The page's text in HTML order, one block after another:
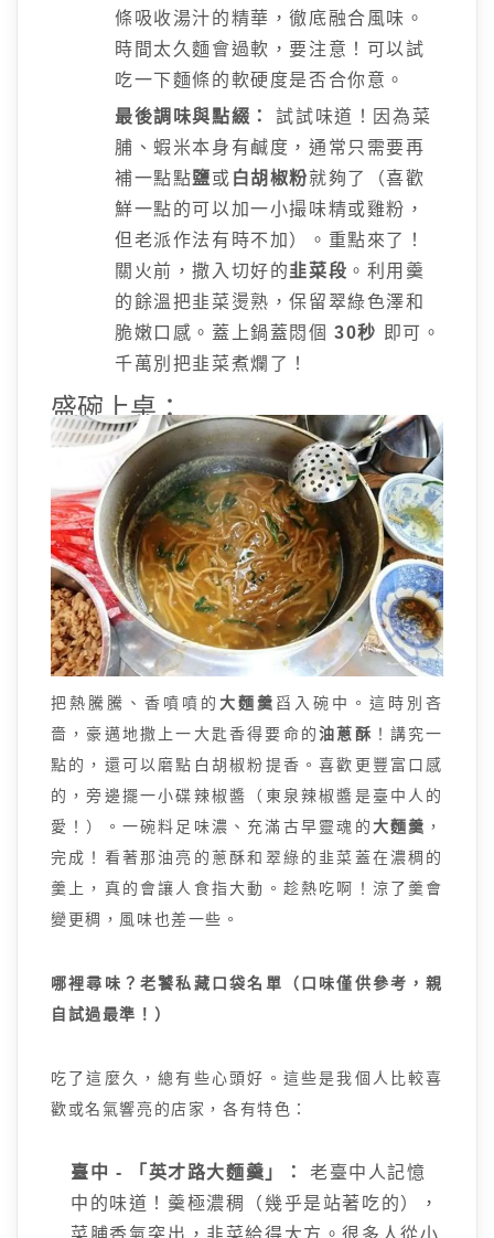
條吸收湯汁的精華，徹底融合風味。
時間太久麵會過軟，要注意！可以試
吃一下麵條的軟硬度是否合你意。
最後調味與點綴：
試試味道！因為菜
脯、蝦米本身有鹹度，通常只需要再
補一點點鹽或 白胡椒粉就夠了（喜歡
鮮一點的可以加一小撮味精或雞粉，
但老派作法有時不加）。重點來了！
關火前，撒入切好的韭菜段 。利用羹
的餘溫把韭菜燙熟，保留翠綠色澤和
脆嫩口感。蓋上鍋蓋悶個30秒
即可。
千萬別把韭菜煮爛了！
盛碗上桌：
把熱騰騰、香噴噴的大麵羹 舀入碗中。這時別吝
嗇，豪邁地撒上一大匙香得要命的油蔥酥 ！講究一
點的，還可以磨點白胡椒粉提香。喜歡更豐富口感
的，旁邊擺一小碟辣椒醬（東泉辣椒醬是臺中人的
愛！）。一碗料足味濃、充滿古早靈魂的大麵羹 ，
完成！看著那油亮的蔥酥和翠綠的韭菜蓋在濃稠的
羹上，真的會讓人食指大動。趁熱吃啊！涼了羹會
變更稠，風味也差一些。
哪裡尋味？老饕私藏口袋名單（口味僅供參考，親
自試過最準！）
吃了這麼久，總有些心頭好。這些是我個人比較喜
歡或名氣響亮的店家，各有特色：
臺中 - 「英才路大麵羹」：
老臺中人記憶
中的味道！羹極濃稠（幾乎是站著吃的），